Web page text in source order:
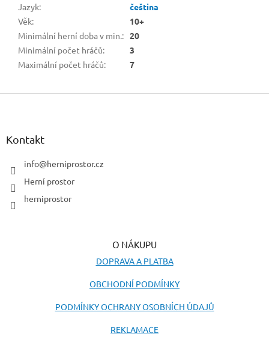
Jazyk:
čeština
Věk:
10+
Minimální herní doba v min.: 20
Minimální počet hráčů:
3
Maximální počet hráčů: 7
Z
Kontakt
info@herniprostor.cz
Herní prostor
herniprostor
O NÁKUPU
DOPRAVA A PLATBA
OBCHODNÍ PODMÍNKY
PODMÍNKY OCHRANY OSOBNÍCH ÚDAJŮ
REKLAMACE